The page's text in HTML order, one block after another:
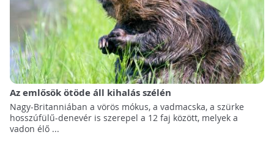
Az emlősök ötöde áll kihalás szélén
Nagy-Britanniában a vörös mókus, a vadmacska, a szürke
hosszúfülű-denevér is szerepel a 12 faj között, melyek a
vadon élő ...